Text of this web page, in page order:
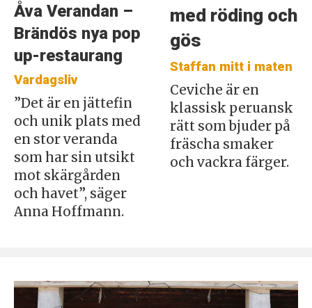
Åva Verandan –
Brändös nya pop
up-restaurang
Vardagsliv
”Det är en jättefin
och unik plats med
en stor veranda
som har sin utsikt
mot skärgården
och havet”, säger
Anna Hoffmann.
med röding och
gös
Staffan mitt i maten
Ceviche är en
klassisk peruansk
rätt som bjuder på
fräscha smaker
och vackra färger.